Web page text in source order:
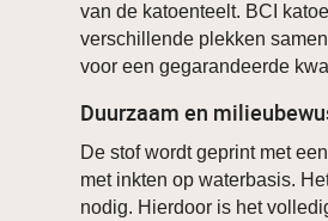
van de katoenteelt. BCI
verschillende plekken
voor een gegarandeerde
Duurzaam en
De stof wordt geprint met
met inkten op waterbasis.
nodig. Hierdoor is het